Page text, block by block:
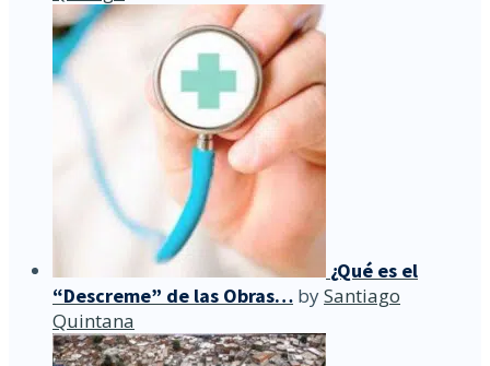
¿Qué es el
“Descreme” de las Obras… bySantiago
Quintana